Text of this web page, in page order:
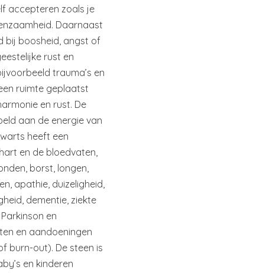
accepteren zoals je
Daarnaast
bij boosheid, angst of
rust en
trauma’s en
ruimte geplaatst
en rust. De
aan de energie van
heeft een
en de bloedvaten,
borst, longen,
apathie, duizeligheid,
dementie, ziekte
en
en aandoeningen
burn-out). De steen is
en kinderen